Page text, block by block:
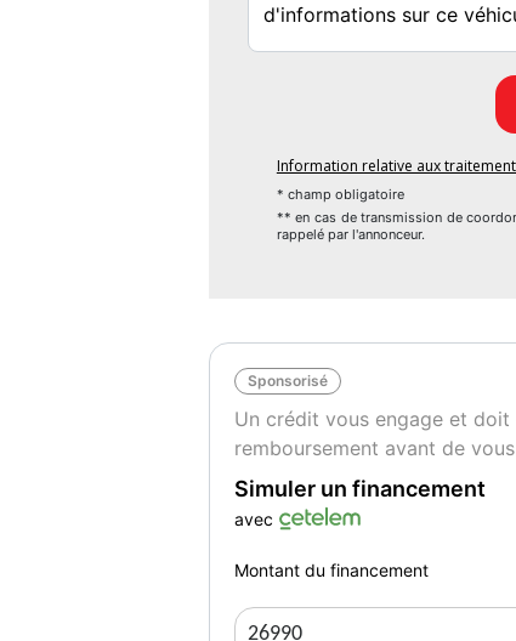
Information relative aux
* champ obligatoire
** en cas de transmission de
rappelé par l'annonceur.
Sponsorisé
Un crédit vous engage et
remboursement avant de
Simuler un financement
avec
Montant du financement